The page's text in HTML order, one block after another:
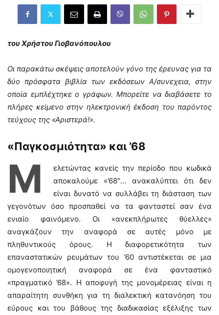
του Χρήστου Γιοβανόπουλου
Οι παρακάτω σκέψεις αποτελούν γόνο της έρευνας για τα
δύο πρόσφατα βιβλία των εκδόσεων Α/συνεχεια, στην
οποία εμπλέχτηκε ο γράφων. Μπορείτε να διαβάσετε το
πλήρες κείμενο στην ηλεκτρονική έκδοση του παρόντος
τεύχους της «Αριστερά!».
«Παγκοσμιότητα» και ’68
Μ
ελετώντας κανείς την περίοδο που κωδικά
αποκαλούμε «’68″… ανακαλύπτει ότι δεν
είναι δυνατό να συλλάβει τη διάσταση των
γεγονότων όσο προσπαθεί να τα φανταστεί σαν ένα
ενιαίο φαινόμενο. Οι «ανεκπλήρωτες θύελλες»
αναγκάζουν την αναφορά σε αυτές μόνο με
πληθυντικούς όρους. Η διαφορετικότητα των
επαναστατικών ρευμάτων του ’60 αντιστέκεται σε μια
ομογενοποιητική αναφορά σε ένα φανταστικό
«πραγματικό ’68». Η αποφυγή της μονομέρειας είναι η
απαραίτητη συνθήκη για τη διαλεκτική κατανόηση του
εύρους και του βάθους της διαδικασίας εξέλιξης των